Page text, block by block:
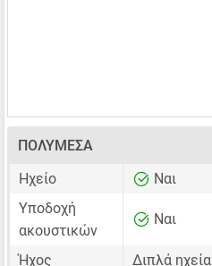
ΠΟΛΥΜΈΣΑ
Ηχείο
Ναι
Υποδοχή
ακουστικών
Ναι
Ήχος Διπλά ηχεία